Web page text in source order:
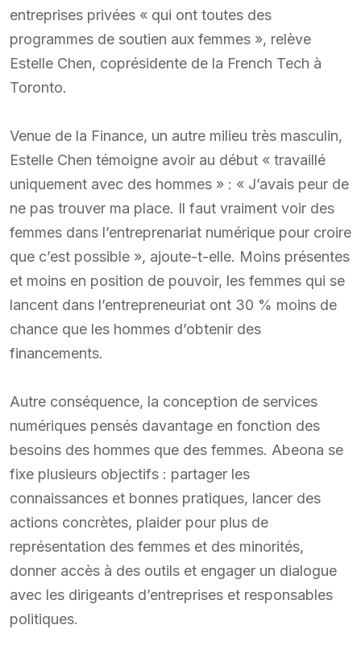
entreprises privées « qui ont toutes des
programmes de soutien aux femmes », relève
Estelle Chen, coprésidente de la French Tech à
Toronto.
Venue de la Finance, un autre milieu très masculin,
Estelle Chen témoigne avoir au début « travaillé
uniquement avec des hommes » : « J’avais peur de
ne pas trouver ma place. Il faut vraiment voir des
femmes dans l’entreprenariat numérique pour croire
que c’est possible », ajoute-t-elle. Moins présentes
et moins en position de pouvoir, les femmes qui se
lancent dans l’entrepreneuriat ont 30 % moins de
chance que les hommes d’obtenir des
financements.
Autre conséquence, la conception de services
numériques pensés davantage en fonction des
besoins des hommes que des femmes. Abeona se
fixe plusieurs objectifs : partager les
connaissances et bonnes pratiques, lancer des
actions concrètes, plaider pour plus de
représentation des femmes et des minorités,
donner accès à des outils et engager un dialogue
avec les dirigeants d’entreprises et responsables
politiques.